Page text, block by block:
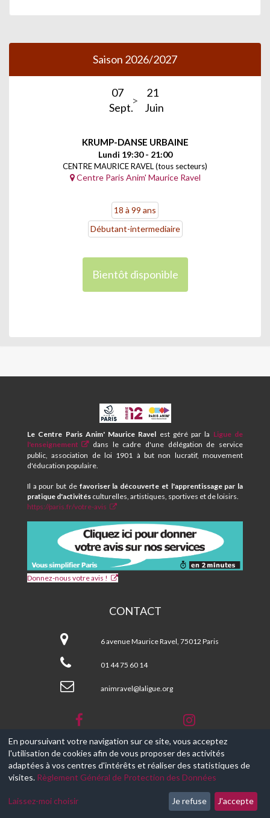
Saison 2026/2027
07
Sept.
21
Juin
KRUMP-DANSE URBAINE
Lundi 19:30 - 21:00
CENTRE MAURICE RAVEL (tous secteurs)
Centre Paris Anim' Maurice Ravel
18 à 99 ans
Débutant-intermediaire
Bientôt disponible
CPA
ET
CENTRE
SOCIAL
MAURICE
Le Centre Paris Anim' Maurice Ravel est géré par la Ligue de
l'enseignement
dans le cadre d'une délégation de service
public, association de loi 1901 à but non lucratif, mouvement
d'éducation populaire.
Il a pour but de favoriser la découverte et l'apprentissage par la
pratique d'activités culturelles, artistiques, sportives et de loisirs.
https://paris.fr/votre-avis
Donnez-nous votre avis !
CONTACT
Centre
Social
MAURICE
6 avenue Maurice Ravel, 75012 Paris
01 44 75 60 14
animravel@laligue.org
© 2017-2026, Ce site est propulsé par Aniapps.fr
CGV
En poursuivant votre navigation sur ce site, vous acceptez
l'utilisation de cookies afin de vous proposer des activités
adaptées à vos centres d'intérêts et réaliser des statistiques de
visites. Règlement Général de Protection des Données
Laissez-moi choisir Je refuse J'accepte